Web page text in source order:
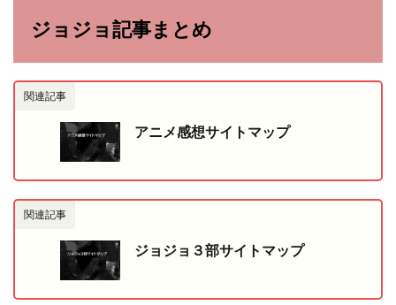
ジョジョ記事まとめ
関連記事
アニメ感想サイトマップ
関連記事
ジョジョ３部サイトマップ